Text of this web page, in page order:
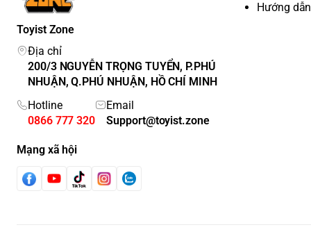
Toyist Zone
Địa chỉ
200/3 NGUYỄN TRỌNG TUYỂN, P.PHÚ
NHUẬN, Q.PHÚ NHUẬN, HỒ CHÍ MINH
Hotline
0866 777 320
Email
Support@toyist.zone
Mạng xã hội
Hướng